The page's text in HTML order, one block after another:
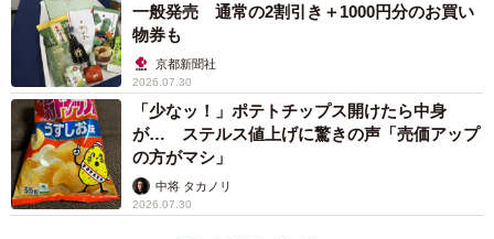
一般発売 通常の2割引き＋1000円分のお買い
物券も
京都新聞社
2026.07.30
「少なッ！」ポテトチップス開けたら中身
が… ステルス値上げに驚きの声「売価アップ
の方がマシ」
中将 タカノリ
2026.07.30